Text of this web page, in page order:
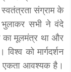
संग्राम के
भुलाकर सभी ने वंदे
का मूलमंत्र था और
को मार्गदर्शन
एकता आवश्यक है।